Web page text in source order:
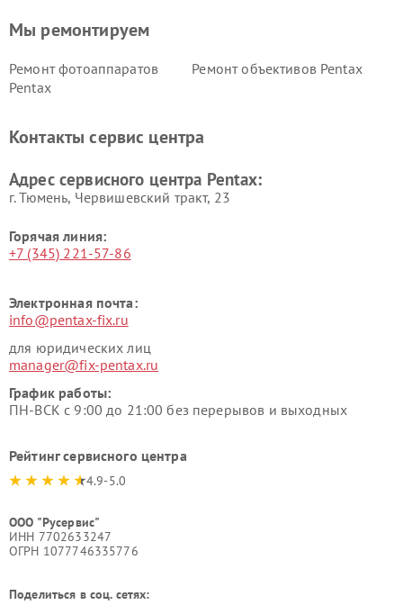
Мы ремонтируем
Ремонт фотоаппаратов
Pentax
Ремонт объективов Pentax
Контакты сервис центра
Адрес сервисного центра Pentax:
г. Тюмень, ​Червишевский тракт, 23
Горячая линия:
+7 (345) 221-57-86
Электронная почта:
info@pentax-fix.ru
для юридических лиц
manager@fix-pentax.ru
График работы:
ПН-ВСК с 9:00 до 21:00 без перерывов и выходных
Рейтинг сервисного центра
4.9-5.0
ООО "Русервис"
ИНН 7702633247
ОГРН 1077746335776
Поделиться в соц. сетях: